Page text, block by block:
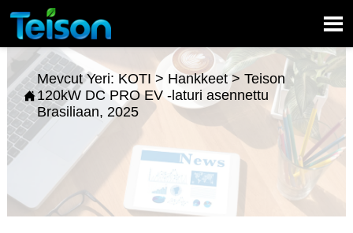


Mevcut Yeri: KOTI > Hankkeet> Teison
120kW DC PRO EV -laturi asennettu
Brasiliaan, 2025